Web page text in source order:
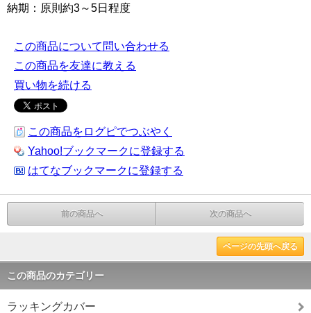
納期：原則約3～5日程度
この商品について問い合わせる
この商品を友達に教える
買い物を続ける
この商品をログピでつぶやく
Yahoo!ブックマークに登録する
はてなブックマークに登録する
前の商品へ 次の商品へ
ページの先頭へ戻る
この商品のカテゴリー
ラッキングカバー